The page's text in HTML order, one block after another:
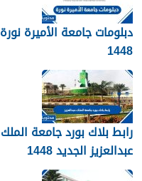
دبلومات جامعة الأميرة نورة
1448
رابط بلاك بورد جامعة الملك
عبدالعزيز الجديد 1448
blackboard kau